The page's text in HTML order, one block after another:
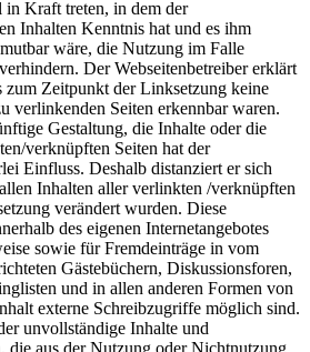
in Kraft treten, in dem der
Inhalten Kenntnis hat und es ihm
wäre, die Nutzung im Falle
Der Webseitenbetreiber erklärt
zum Zeitpunkt der Linksetzung keine
verlinkenden Seiten erkennbar waren.
Gestaltung, die Inhalte oder die
verknüpften Seiten hat der
Einfluss. Deshalb distanziert er sich
Inhalten aller verlinkten /verknüpften
verändert wurden. Diese
des eigenen Internetangebotes
sowie für Fremdeinträge in vom
Gästebüchern, Diskussionsforen,
und in allen anderen Formen von
externe Schreibzugriffe möglich sind.
unvollständige Inhalte und
die aus der Nutzung oder Nichtnutzung